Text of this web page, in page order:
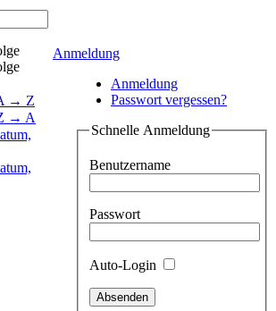
Anmeldung
Anmeldung
Passwort vergessen?
Schnelle Anmeldung
Benutzername
Passwort
Auto-Login
→ Z
→ A